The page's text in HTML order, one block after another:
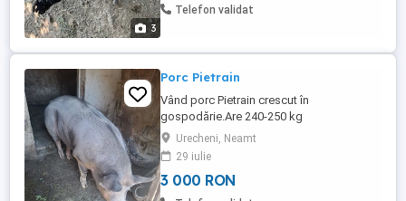
3
Telefon validat
Porc Pietrain
Vând porc Pietrain crescut în
gospodărie.Are 240-250 kg
Urecheni, Neamt
29 iulie
3 000 RON